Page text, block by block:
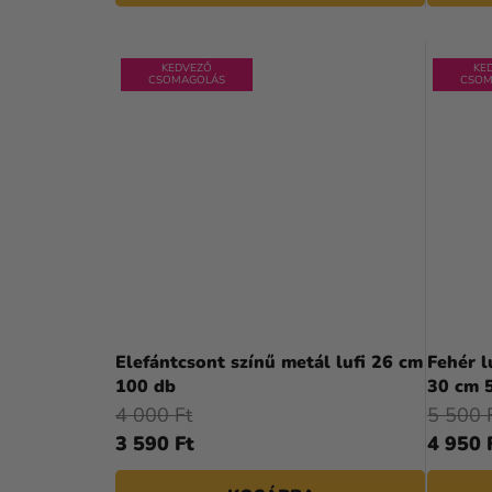
A
KEDVEZŐ
CSOMAGOLÁS
Elefántcsont színű metál lufi 26 cm
100 db
3 590 Ft
4 000 Ft
Fehér
30 cm
4 950
5 500